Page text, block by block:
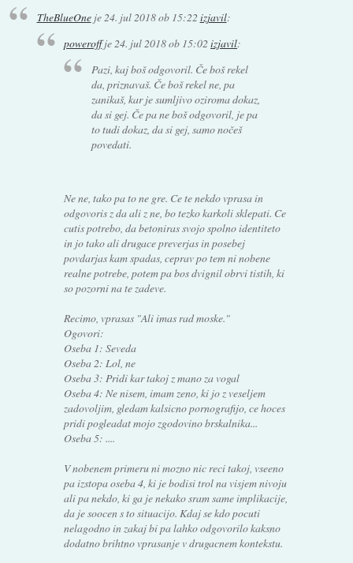
TheBlueOneje24. jul 2018 ob 15:22 izjavil:
poweroffje 24. jul 2018 ob 15:02izjavil:
Pazi, kaj boš odgovoril. Če boš rekel
da, priznavaš. Če boš rekel ne, pa
zanikaš, kar je sumljivo oziroma dokaz,
da si gej. Če pa ne boš odgovoril, je pa
to tudi dokaz, da si gej, samo nočeš
povedati.
Ne ne, tako pa to ne gre. Ce te nekdo vprasa in
odgovoris z da ali z ne, bo tezko karkoli sklepati. Ce
cutis potrebo, da betoniras svojo spolno identiteto
in jo tako ali drugace preverjas in posebej
povdarjas kam spadas, ceprav po tem ni nobene
realne potrebe, potem pa bos dvignil obrvi tistih, ki
so pozorni na te zadeve.
Recimo, vprasas "Ali imas rad moske."
Ogovori:
Oseba 1: Seveda
Oseba 2: Lol, ne
Oseba 3: Pridi kar takoj z mano za vogal
Oseba 4: Ne nisem, imam zeno, ki jo z veseljem
zadovoljim, gledam kalsicno pornografijo, ce hoces
pridi pogleadat mojo zgodovino brskalnika...
Oseba 5: ....
V nobenem primeru ni mozno nic reci takoj, vseeno
pa izstopa oseba 4, ki je bodisi trol na visjem nivoju
ali pa nekdo, ki ga je nekako sram same implikacije,
da je soocen s to situacijo. Kdaj se kdo pocuti
nelagodno in zakaj bi pa lahko odgovorilo kaksno
dodatno brihtno vprasanje v drugacnem kontekstu.